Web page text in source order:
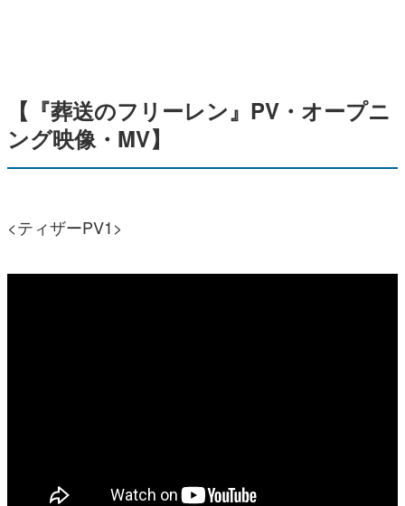
【『葬送のフリーレン』PV・オープニ
ング映像・MV】
<ティザーPV1>